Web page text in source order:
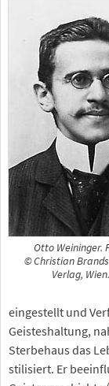
Otto Weininger.
© Christian
Verlag, Wien.
eingestellt und
Geisteshaltung,
Sterbehaus das
stilisiert. Er